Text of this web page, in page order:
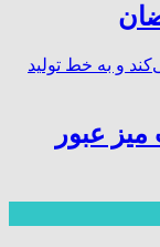
عبور